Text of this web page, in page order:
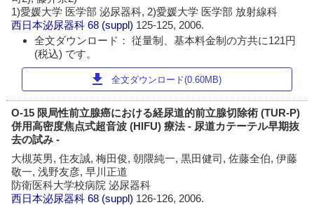
1)愛媛大学 医学部 泌尿器科, 2)愛媛大学 医学部 放射線科
西日本泌尿器科 68 (suppl) 125-125, 2006.
全文ダウンロード： 従量制、基本料金制の方共に121円
(税込) です。
download 全文ダウンロード(0.60MB)
O-15 限局性前立腺癌における経尿道的前立腺切除術 (TUR-P)
併用高密度焦点式超音波 (HIFU) 療法 - 尿道カテーテル早期抜
去の試み -
大槻英男, 住友誠, 梅田俊, 朝隈純一, 黒田健司, 佐藤全伯, 伊藤
敬一, 浅野友彦, 早川正道
防衛医科大学校病院 泌尿器科
西日本泌尿器科 68 (suppl) 126-126, 2006.